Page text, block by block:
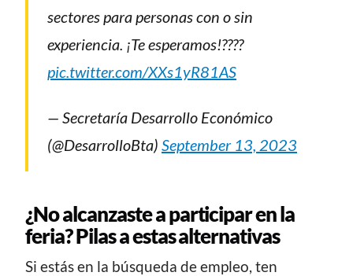
sectores para personas con o sin
experiencia. ¡Te esperamos!?‍??‍?
pic.twitter.com/XXs1yR81AS
— Secretaría Desarrollo Económico
(@DesarrolloBta) September 13, 2023
¿No alcanzaste a participar en la
feria? Pilas a estas alternativas
Si estás en la búsqueda de empleo, ten